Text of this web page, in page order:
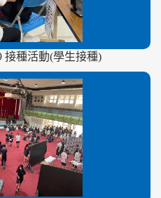
接種活動(學生接種)